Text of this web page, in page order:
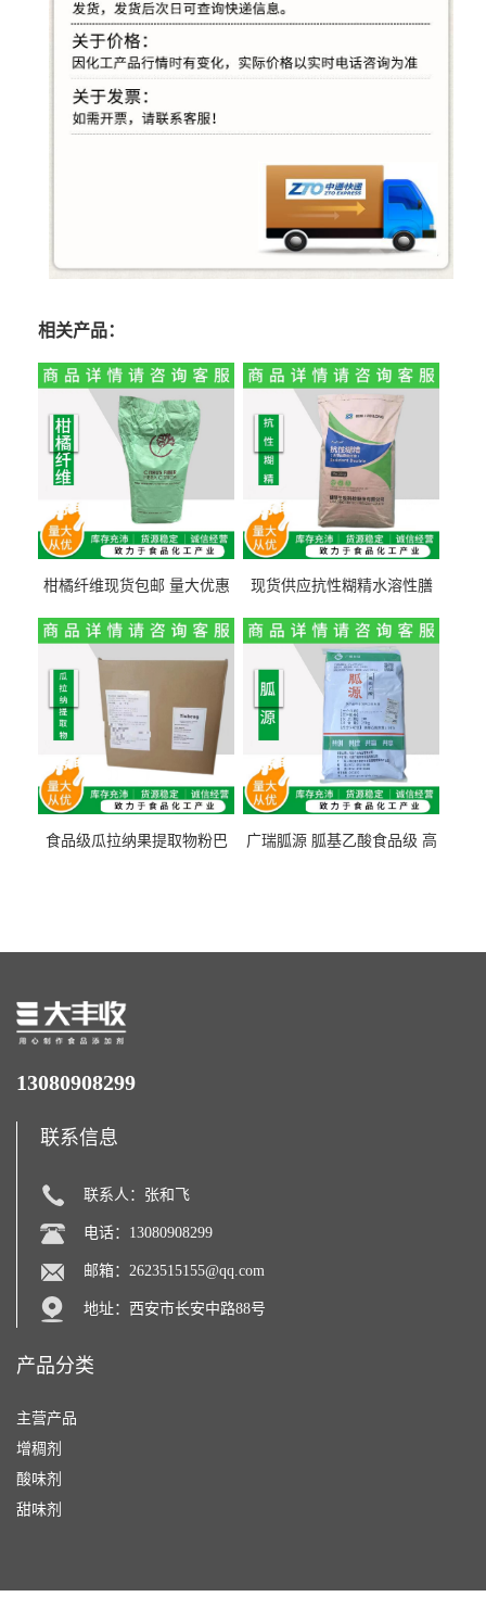
相关产品：
柑橘纤维现货包邮 量大优惠
现货供应抗性糊精水溶性膳
量1kg包邮
食品级瓜拉纳果提取物粉巴
广瑞胍源 胍基乙酸食品级 高
13080908299
联系信息
联系人：张和飞
电话：13080908299
邮箱： 2623515155@qq.com
地址：西安市长安中路88号
产品分类
主营产品
增稠剂
酸味剂
甜味剂